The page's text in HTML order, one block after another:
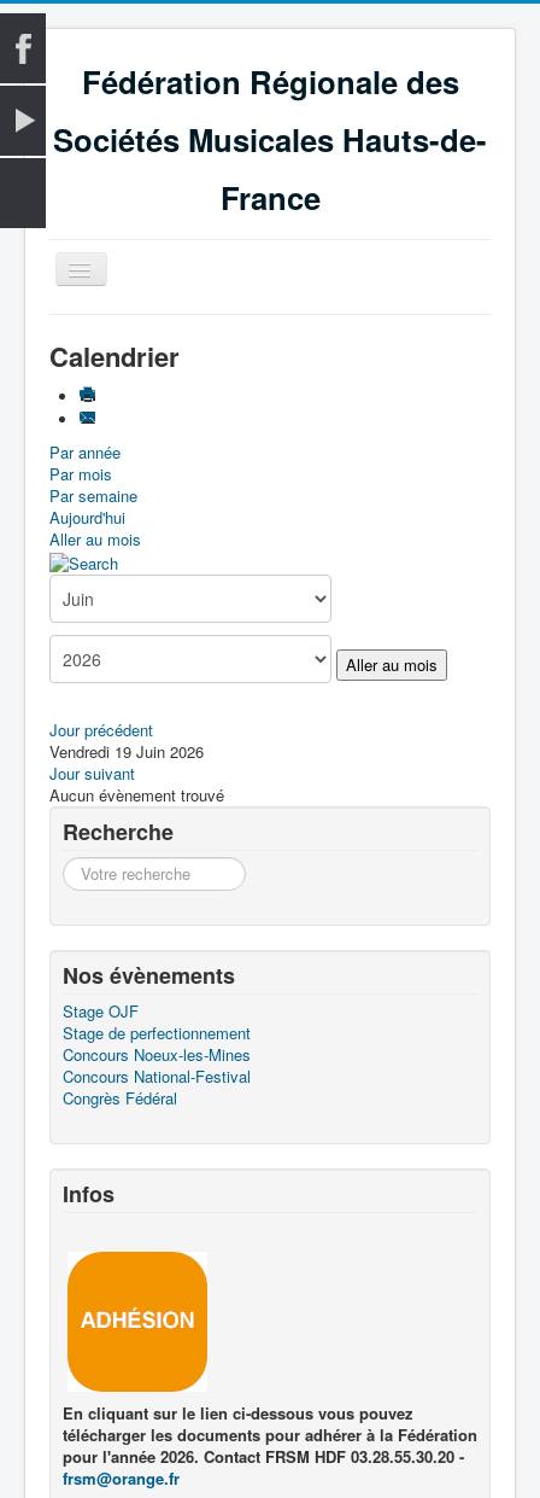
Fédération Régionale des
Sociétés Musicales Hauts-de-
France
Basculer
la
La Fédération
Vie fédérale
Examens
Le Magazine
Les Médailles
Boîte à Outils
Contact
Calendrier
Par année
Par mois
Par semaine
Aujourd'hui
Aller au mois
Aller au mois
Jour précédent
Vendredi 19 Juin 2026
Jour suivant
Aucun évènement trouvé
Recherche
Recherche
Nos évènements
Stage OJF
Stage de perfectionnement
Concours Noeux-les-Mines
Concours National-Festival
Congrès Fédéral
Infos
En cliquant sur le lien ci-dessous vous pouvez
télécharger les documents pour adhérer à la Fédération
pour l'année 2026. Contact FRSM HDF 03.28.55.30.20 -
frsm@orange.fr